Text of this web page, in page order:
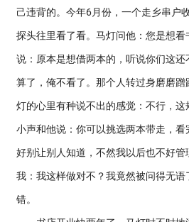
己违背的。今年6月份，一个走乡串户
探头往里看了看。马灯问他：您是想
说：原本是想借两本的，听说你们这还
算了，俺不看了。那个人转过身磨磨
灯的心里有种说不出的感觉：不行，这
小声和他说：你可以挑选两本带走，
好别让别人知道，不然我以后也不好
我：我这样做对不？我竟然被问得无
错。